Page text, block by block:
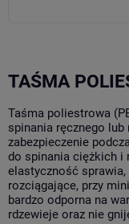
TAŚMA
Taśma poliestrowa
spinania ręcznego
zabezpieczenie
do spinania ciężkich i
elastyczność
rozciągające, przy
bardzo odporna na
rdzewieje oraz nie